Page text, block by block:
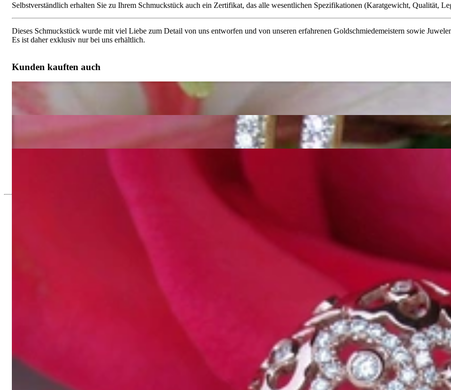
Selbstverständlich erhalten Sie zu Ihrem Schmuckstück auch ein Zertifikat, das alle wesentlichen Spezifikationen (Karatgewicht, Qualität,
Dieses Schmuckstück wurde mit viel Liebe zum Detail von uns entworfen und von unseren erfahrenen Goldschmiedemeistern sowie
Es ist daher exklusiv nur bei uns erhältlich.
Kunden kauften auch
Exklusiver Schmuck, Leidenschaft für das Außergewöhnliche
Hochwertiger Schmuck ist vor allem eine Frage des Vertrauens. Zugleich sollte er so einzigartig sein wie die Frau, die ihn trägt. Schmuck
Hochwertiger Schmuck ist mehr als „nur ein Accessoire“ - das ist nicht nur unsere Überzeugung, sondern auch der Gedanke, mit dem alles
gegründet, hatte meine Mutter und Gründerin Gabriela Pyka vor allem eines im Blick: Exklusive Schmuckkreationen anzubieten, auf die
erlesene Edelsteine und Perlen, erwuchs daraus 2002 unsere Online-Boutique für anspruchsvolle Schmuckkenner, die das
Dabei sind wir mehr als ein Juwelier, mehr als „bloß ein Onlineshop“. Wir führen keine Marken, sondern sind selbst die Marke. Wir füllen
Stange“, wie er allerorts zu finden ist - mit ausgefallenen Kreationen, die wir von unseren erfahrenen Goldschmiede Meistern auf höchstem
Raffinesse und Liebe zum Detail; stilvoll wie elegant im Design, kompromisslos in der Qualität.
Unsere Passion gilt unvergänglicher Schönheit, die sich in unseren Kreationen entfaltet. Nichts treibt uns mehr an, als diese Leidenschaft
Materialien, meisterhafte Fertigung, einzigartige Designs, persönlicher Service – das ist unser Versprechen an Sie.
Es grüßt Sie herzlich